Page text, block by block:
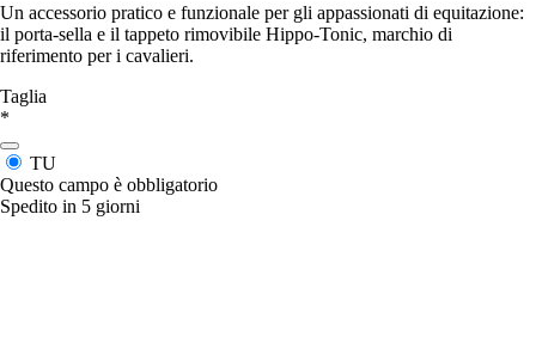
Un accessorio pratico e funzionale per gli appassionati di equitazione:
il porta-sella e il tappeto rimovibile Hippo-Tonic, marchio di
riferimento per i cavalieri.
Taglia
*
TU
Questo campo è obbligatorio
Spedito in 5 giorni